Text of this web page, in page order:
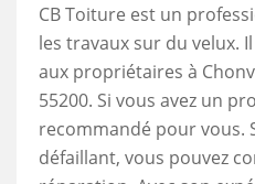
CB Toiture est un
les travaux sur du velux.
aux propriétaires à
55200. Si vous avez un
recommandé pour vous.
défaillant, vous pouvez